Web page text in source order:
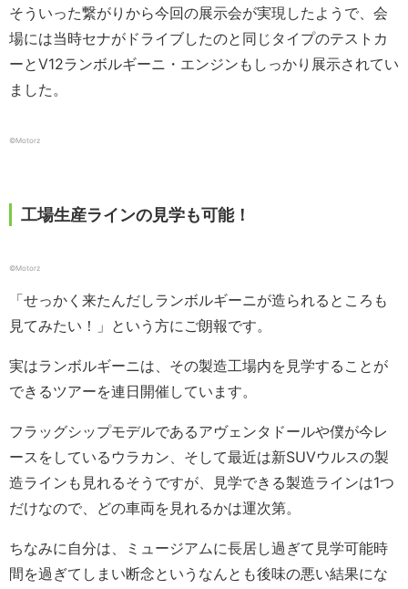
そういった繋がりから今回の展示会が実現したようで、会
場には当時セナがドライブしたのと同じタイプのテストカ
ーとV12ランボルギーニ・エンジンもしっかり展示されてい
ました。
©Motorz
工場生産ラインの見学も可能！
©Motorz
「せっかく来たんだしランボルギーニが造られるところも
見てみたい！」という方にご朗報です。
実はランボルギーニは、その製造工場内を見学することが
できるツアーを連日開催しています。
フラッグシップモデルであるアヴェンタドールや僕が今レ
ースをしているウラカン、そして最近は新SUVウルスの製
造ラインも見れるそうですが、見学できる製造ラインは1つ
だけなので、どの車両を見れるかは運次第。
ちなみに自分は、ミュージアムに長居し過ぎて見学可能時
間を過ぎてしまい断念というなんとも後味の悪い結果にな